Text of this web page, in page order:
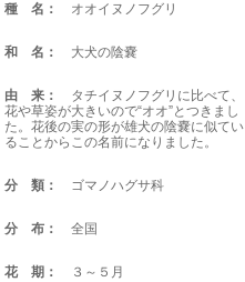
種 名： オオイヌノフグリ
和 名： 大犬の陰嚢
由 来：
タチイヌノフグリに比べて、
花や草姿が大きいので“オオ”とつきまし
た。花後の実の形が雄犬の陰嚢に似てい
ることからこの名前になりました。
分 類： ゴマノハグサ科
分 布： 全国
花 期： ３～５月